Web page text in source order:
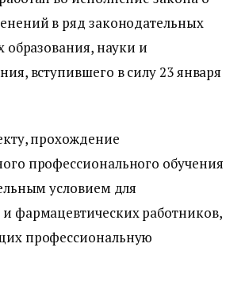
в ряд законодательных
образования, науки и
вступившего в силу 23 января
прохождение
профессионального обучения
условием для
фармацевтических работников,
профессиональную